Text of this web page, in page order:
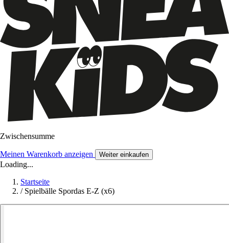
Zwischensumme
Meinen Warenkorb anzeigen Weiter einkaufen
Loading...
Startseite
/ Spielbälle Spordas E-Z (x6)